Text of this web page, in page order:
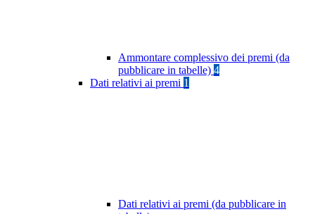
Ammontare complessivo dei premi (da
pubblicare in tabelle) 4
Dati relativi ai premi 1
Dati relativi ai premi (da pubblicare in